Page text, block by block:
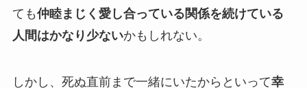
ても仲睦まじく愛し合っている関係を続けている
人間はかなり少ないかもしれない。
しかし、死ぬ直前まで一緒にいたからといって幸